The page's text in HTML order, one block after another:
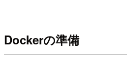
Dockerの準備